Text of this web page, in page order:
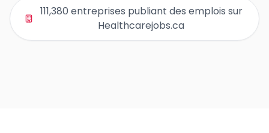
Page 3 des listes d'entreprises
Page 4 des listes d'entreprises
Page 5 des listes d'entreprises
111,380 entreprises publiant des emplois sur
Healthcarejobs.ca